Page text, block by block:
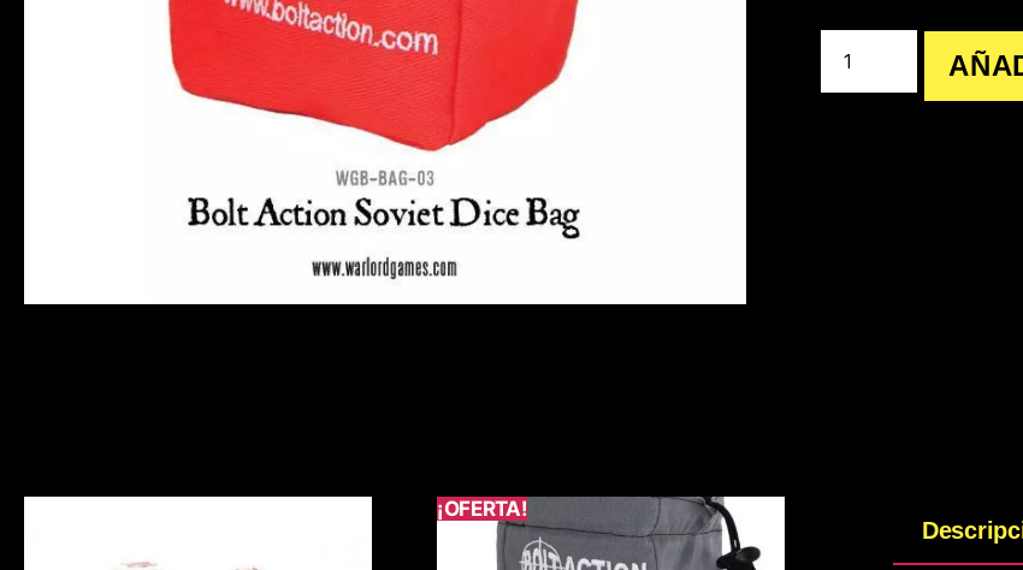
¡OFERTA!